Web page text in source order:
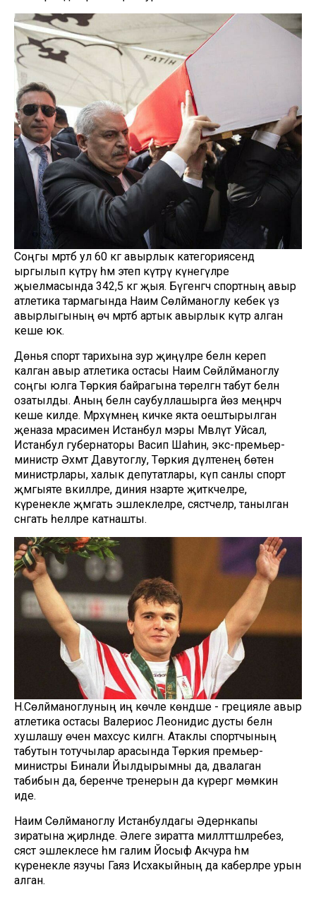
Соңгы мәртәбә ул 60 кг авырлык категориясендә
ыргылып күтәрү һәм этеп күтәрү күнегүләре
җыелмасында 342,5 кг җыя. Бүгенгәчә спортның авыр
атлетика тармагында Наим Сөләйманоглу кебек үз
авырлыгының өч мәртәбә артык авырлык күтәрә алган
кеше юк.
Дөнья спорт тарихына зур җиңүләре белән кереп
калган авыр атлетика остасы Наим Сөйләйманоглу
соңгы юлга Төркия байрагына төрелгән табут белән
озатылды. Аның белән саубуллашырга йөз меңнәрчә
кеше килде. Мәрхүмнең кичке якта оештырылган
җеназа мәрасименә Истанбул мэры Мәвлүт Уйсал,
Истанбул губернаторы Васип Шаһин, экс-премьер-
министр Әхмәт Давутоглу, Төркия дәүләтенең бөтен
министрлары, халык депутатлары, күп санлы спорт
җәмгыяте вәкилләре, диния нәзарәте җитәкчеләре,
күренекле җәмәгать эшлеклеләре, сәясәтчеләр, танылган
сәнгать әһелләре катнашты.
Н.Сөләйманоглуның иң көчле көндәше - грецияле авыр
атлетика остасы Валериос Леонидис дусты белән
хушлашу өчен махсус килгән. Атаклы спортчының
табутын тотучылар арасында Төркия премьер-
министры Бинали Йылдырымны да, дәвалаган
табибын да, беренче тренерын да күрергә мөмкин
иде.
Наим Сөләйманоглу Истанбулдагы Әдернәкапы
зиратына җирләнде. Әлеге зиратта милләттәшләребез,
сәясәт эшлеклесе һәм галим Йосыф Акчура һәм
күренекле язучы Гаяз Исхакыйның да каберләре урын
алган.